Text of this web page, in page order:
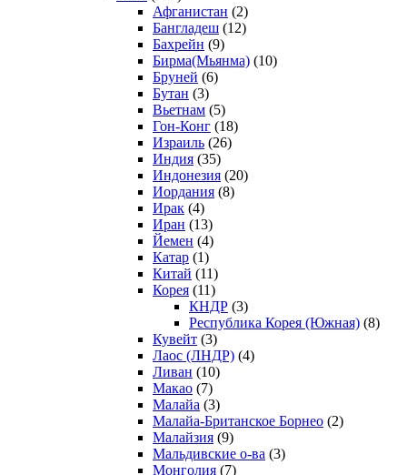
Афганистан (2)
Бангладеш (12)
Бахрейн (9)
Бирма(Мьянма) (10)
Бруней (6)
Бутан (3)
Вьетнам (5)
Гон-Конг (18)
Израиль (26)
Индия (35)
Индонезия (20)
Иордания (8)
Ирак (4)
Иран (13)
Йемен (4)
Катар (1)
Китай (11)
Корея (11)
КНДР (3)
Республика Корея (Южная) (8)
Кувейт (3)
Лаос (ЛНДР) (4)
Ливан (10)
Макао (7)
Малайа (3)
Малайа-Британское Борнео (2)
Малайзия (9)
Мальдивские о-ва (3)
Монголия (7)